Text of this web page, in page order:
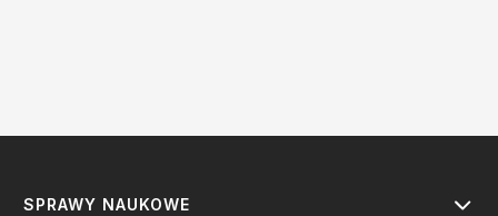
SPRAWY NAUKOWE